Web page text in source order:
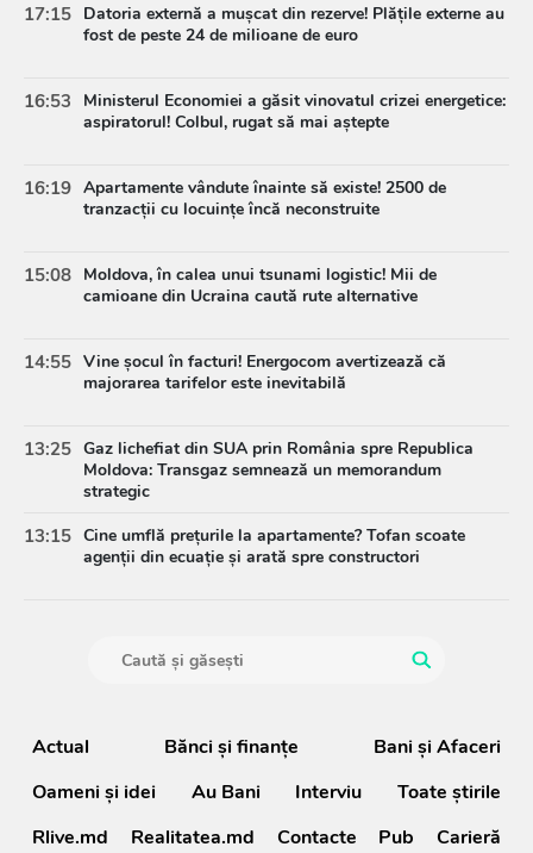
17:15 Datoria externă a mușcat din rezerve! Plățile externe au
fost de peste 24 de milioane de euro
16:53
Ministerul Economiei a găsit vinovatul crizei energetice:
aspiratorul! Colbul, rugat să mai aștepte
16:19 Apartamente vândute înainte să existe! 2500 de
tranzacții cu locuințe încă neconstruite
15:08 Moldova, în calea unui tsunami logistic! Mii de
camioane din Ucraina caută rute alternative
14:55 Vine șocul în facturi! Energocom avertizează că
majorarea tarifelor este inevitabilă
13:25 Gaz lichefiat din SUA prin România spre Republica
Moldova: Transgaz semnează un memorandum
strategic
13:15 Cine umflă prețurile la apartamente? Tofan scoate
agenții din ecuație și arată spre constructori
Actual Bănci şi finanţe
Bani și Afaceri
Oameni şi idei
Au Bani Interviu
Toate știrile
Rlive.md
Realitatea.md Contacte Pub Carieră